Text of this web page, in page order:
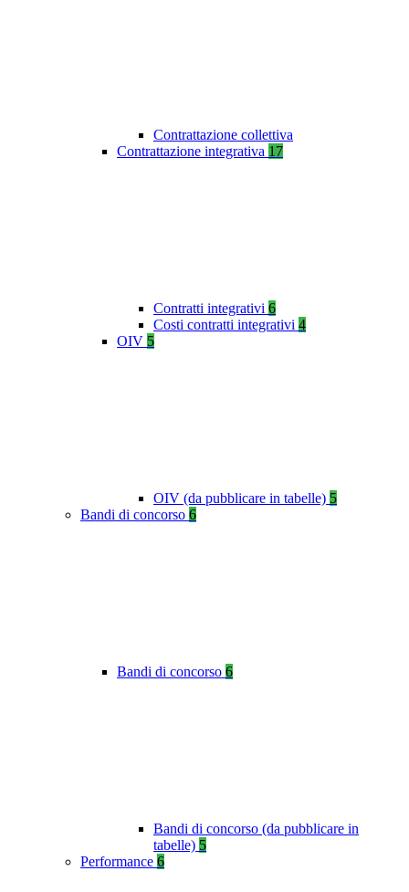
Contrattazione collettiva
Contrattazione integrativa 17
Contratti integrativi 6
Costi contratti integrativi 4
OIV 5
OIV (da pubblicare in tabelle) 5
Bandi di concorso 6
Bandi di concorso 6
Bandi di concorso (da pubblicare in
tabelle) 5
Performance 6